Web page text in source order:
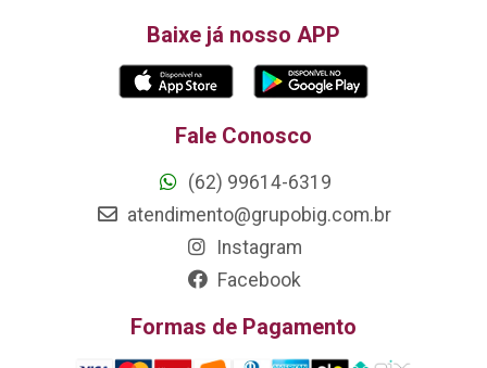
Baixe já nosso APP
Fale Conosco
(62) 99614-6319
atendimento@grupobig.com.br
Instagram
Facebook
Formas de Pagamento